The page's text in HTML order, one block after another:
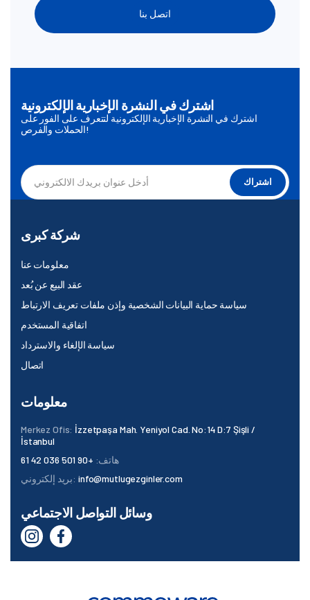
اتصل بنا
اشترك في النشرة الإخبارية الإلكترونية
اشترك في النشرة الإخبارية الإلكترونية لتتعرف على الفور على
الحملات والفرص!
اشتراك
شركة كبرى
معلومات عنا
عقد البيع عن بُعد
سياسة حماية البيانات الشخصية وإذن ملفات تعريف الارتباط
اتفاقية المستخدم
سياسة الإلغاء والاسترداد
اتصال
معلومات
Merkez Ofis: İzzetpaşa Mah. Yeniyol Cad. No:14 D:7 Şişli /
İstanbul
هاتف: +90 501 036 42 61
بريد إلكتروني: info@mutlugezginler.com
وسائل التواصل الاجتماعي